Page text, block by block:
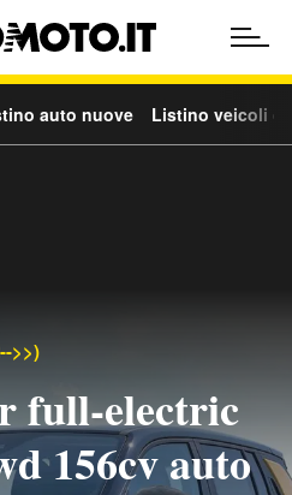
auto nuove Listino veicoli
>>)
full-electric
156cv auto